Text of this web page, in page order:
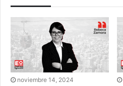
noviembre 14, 2024